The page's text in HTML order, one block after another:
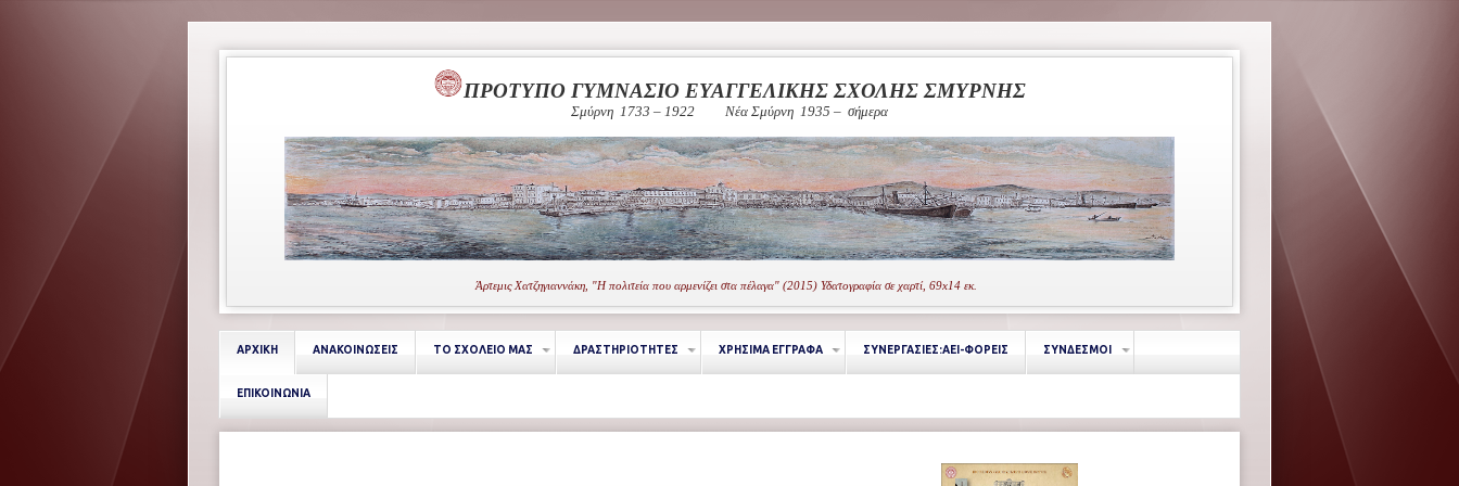
ΠΡΟΤΥΠΟ ΓΥΜΝΑΣΙΟ ΕΥΑΓΓΕΛΙΚΗΣ ΣΧΟΛΗΣ ΣΜΥΡΝΗΣ
Σμύρνη 1733 – 1922 Νέα Σμύρνη 1935 – σήμερα
Άρτεμις Χατζηγιαννάκη, "Η πολιτεία που αρμενίζει στα πέλαγα" (2015) Υδατογραφία σε χαρτί, 69x14 εκ.
ΑΡΧΙΚΗ ΑΝΑΚΟΙΝΩΣΕΙΣ ΤΟ ΣΧΟΛΕΙΟ ΜΑΣ ΔΡΑΣΤΗΡΙΟΤΗΤΕΣ ΧΡΗΣΙΜΑ ΕΓΓΡΑΦΑ ΣΥΝΕΡΓΑΣΙΕΣ:ΑΕΙ-ΦΟΡΕΙΣ ΣΥΝΔΕΣΜΟΙ
ΕΠΙΚΟΙΝΩΝΙΑ